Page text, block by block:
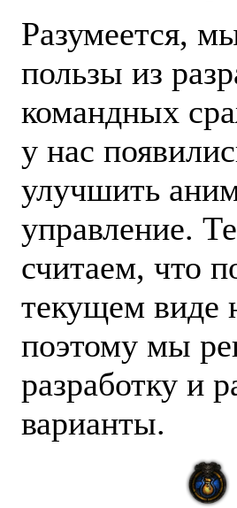
Разумеется,
пользы из
командных
у нас
улучшить
управление.
считаем, что
текущем виде
поэтому мы
разработку и
варианты.